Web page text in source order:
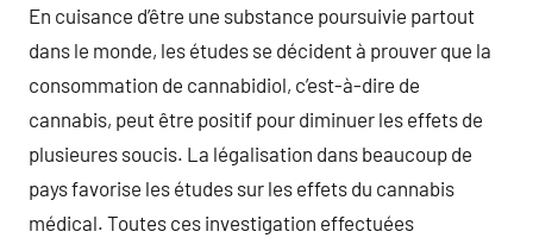
En cuisance d’être une substance poursuivie partout
dans le monde, les études se décident à prouver que la
consommation de cannabidiol, c’est-à-dire de
cannabis, peut être positif pour diminuer les effets de
plusieures soucis. La légalisation dans beaucoup de
pays favorise les études sur les effets du cannabis
médical. Toutes ces investigation effectuées